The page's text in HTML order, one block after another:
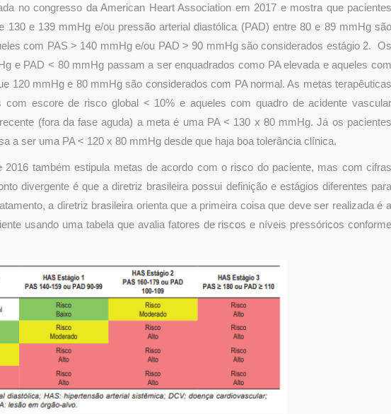
no congresso da American Heart Association em 2017 e mostra que pacientes
130 e 139 mmHg e/ou pressão arterial diastólica (PAD) entre 80 e 89 mmHg são
com PAS > 140 mmHg e/ou PAD > 90 mmHg são considerados estágio 2. Os
e PAD < 80 mmHg passam a ser enquadrados como PA elevada e aqueles com
120 mmHg e 80 mmHg são considerados com PA normal. As metas terapêuticas
com escore de risco global < 10% e aqueles com quadro de acidente vascular
(fora da fase aguda) a meta é uma PA < 130 x 80 mmHg. Já os pacientes
a ser uma PA < 120 x 80 mmHg desde que haja boa tolerância clínica.
2016 também estipula metas de acordo com o risco do paciente, mas com cifras
divergente é que a diretriz brasileira possui definição e estágios diferentes para
a diretriz brasileira orienta que a primeira coisa que deve ser realizada é a
usando uma tabela que avalia fatores de riscos e níveis pressóricos conforme